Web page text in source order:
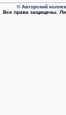
© Авторский
Все права защищены.